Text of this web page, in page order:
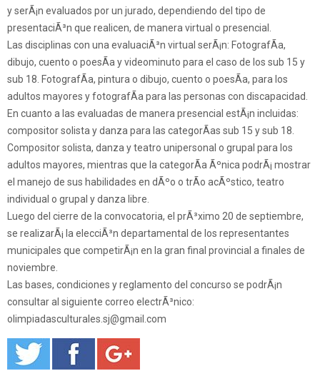
y serÃ¡n evaluados por un jurado, dependiendo del tipo de
presentaciÃ³n que realicen, de manera virtual o presencial.
Las disciplinas con una evaluaciÃ³n virtual serÃ¡n: FotografÃ­a,
dibujo, cuento o poesÃ­a y videominuto para el caso de los sub 15 y
sub 18. FotografÃ­a, pintura o dibujo, cuento o poesÃ­a, para los
adultos mayores y fotografÃ­a para las personas con discapacidad.
En cuanto a las evaluadas de manera presencial estÃ¡n incluidas:
compositor solista y danza para las categorÃ­as sub 15 y sub 18.
Compositor solista, danza y teatro unipersonal o grupal para los
adultos mayores, mientras que la categorÃ­a Ãºnica podrÃ¡ mostrar
el manejo de sus habilidades en dÃºo o trÃ­o acÃºstico, teatro
individual o grupal y danza libre.
Luego del cierre de la convocatoria, el prÃ³ximo 20 de septiembre,
se realizarÃ¡ la elecciÃ³n departamental de los representantes
municipales que competirÃ¡n en la gran final provincial a finales de
noviembre.
Las bases, condiciones y reglamento del concurso se podrÃ¡n
consultar al siguiente correo electrÃ³nico:
olimpiadasculturales.sj@gmail.com